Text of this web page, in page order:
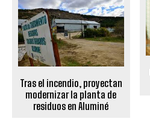
Tras el incendio, proyectan
modernizar la planta de
residuos en Aluminé